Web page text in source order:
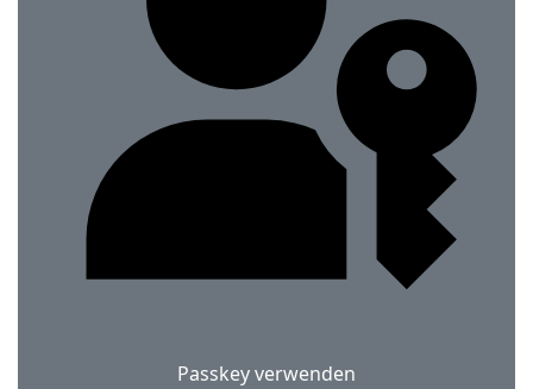
Passkey verwenden